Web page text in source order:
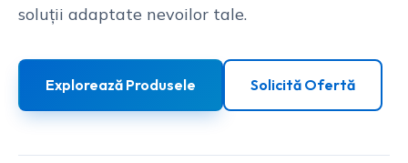
soluții adaptate nevoilor tale.
Explorează Produsele Solicită Ofertă